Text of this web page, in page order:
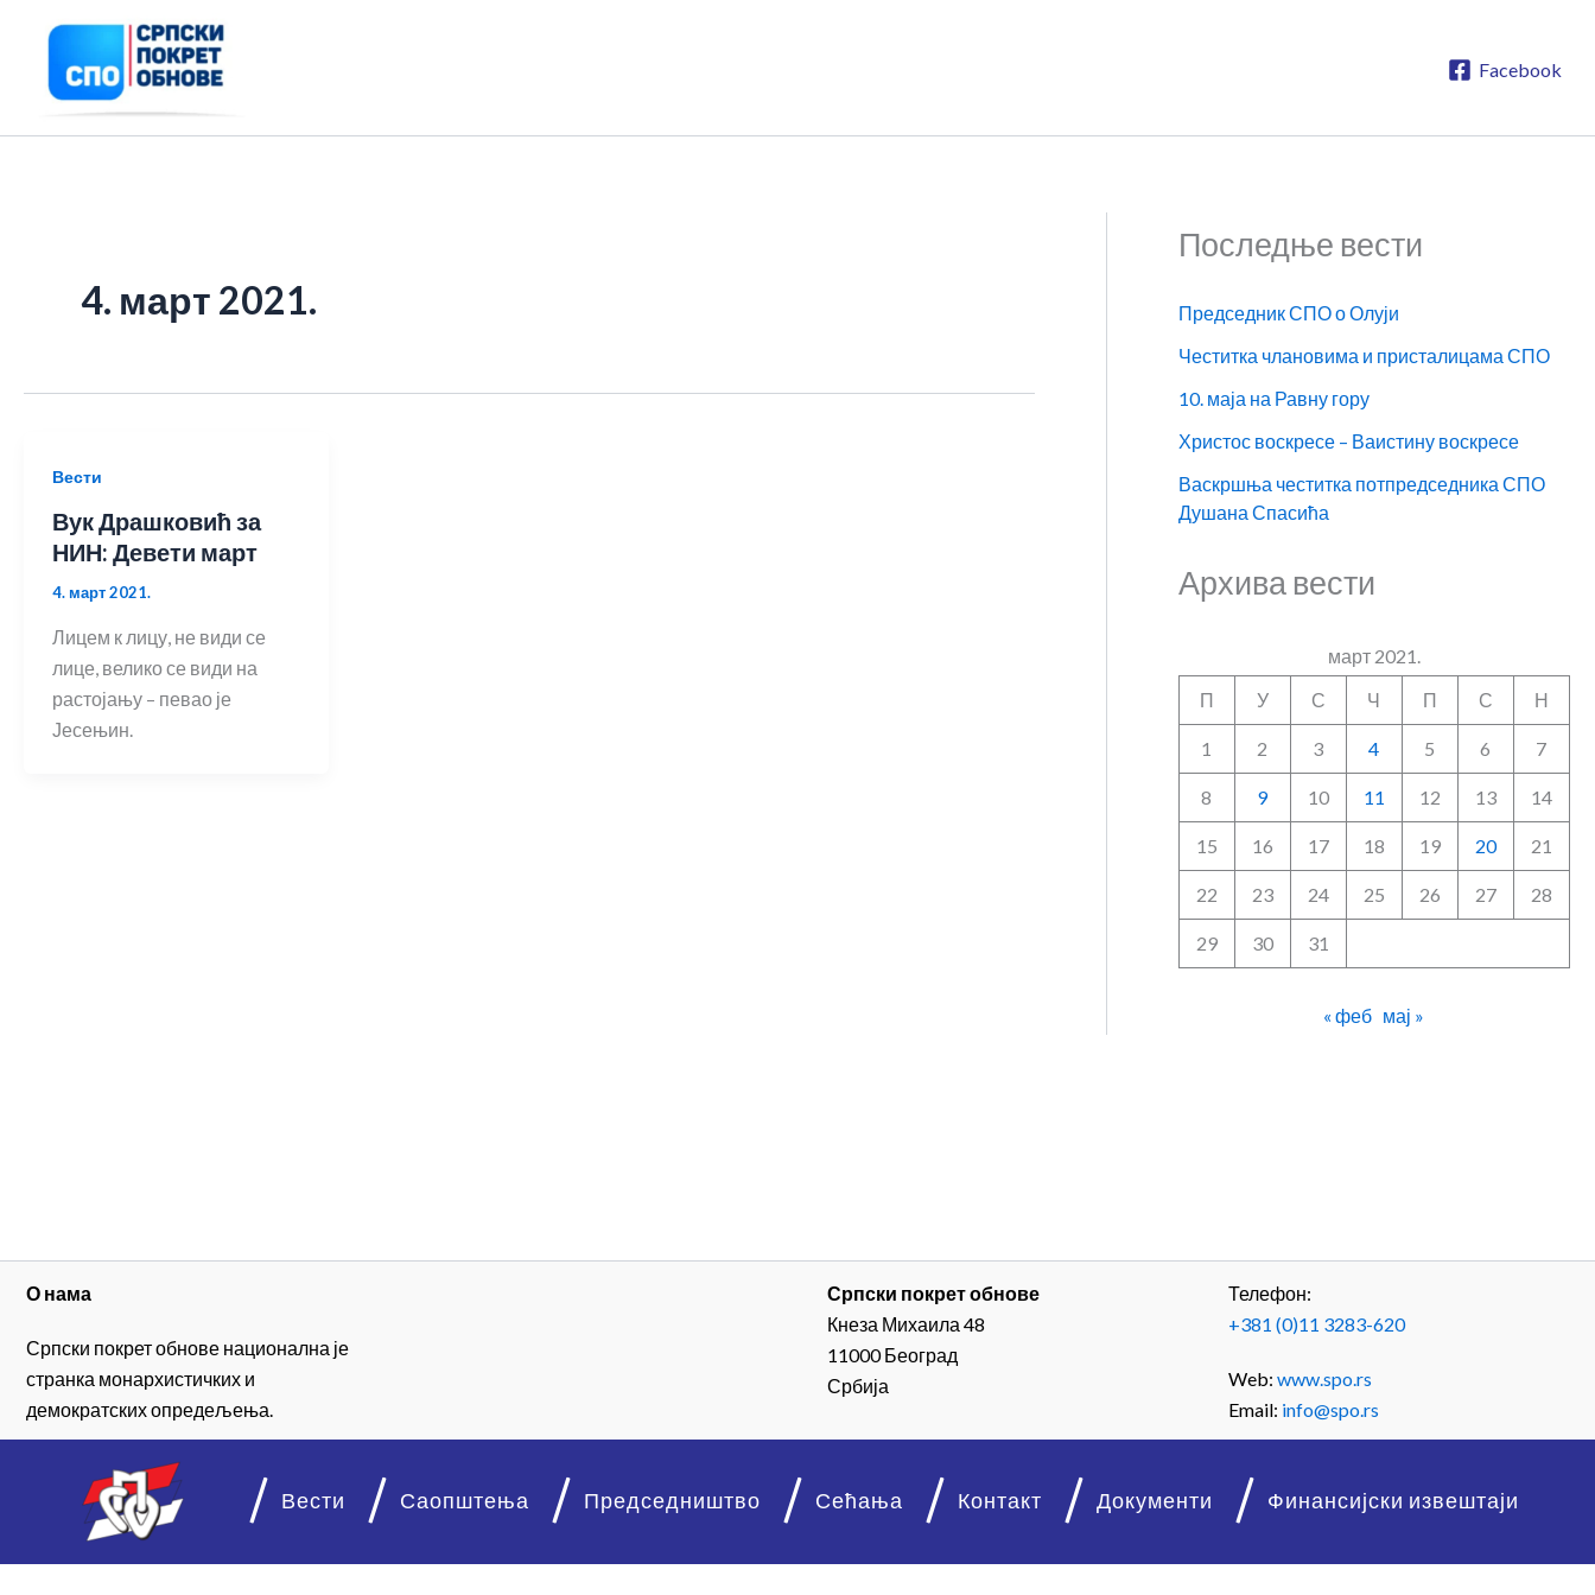
садржај
Facebook
Вести Саопштења Председништво Сећања Контакт Документи Финансијски извештаји
4. март 2021.
Вести
Вук Драшковић за
НИН: Девети март
4. март 2021.
Лицем к лицу, не види се
лице, велико се види на
растојању – певао је
Јесењин.
Последње вести
Председник СПО о Олуји
Честитка члановима и присталицама СПО
10. маја на Равну гору
Христос воскресе – Ваистину воскресе
Васкршња честитка потпредседника СПО
Душана Спасића
Архива вести
март 2021.
П
У С Ч П С Н
1 2 3 4 5 6 7
8 9 10 11 12 13 14
15 16 17 18 19 20 21
22 23 24 25 26 27 28
29 30 31
« феб мај »
О нама
Српски покрет обнове национална је
странка монархистичких и
демократских опредељења.
Српски покрет обнове
Кнеза Михаила 48
11000 Београд
Србија
Телефон:
+381 (0)11 3283-620
Web: www.spo.rs
Email: info@spo.rs
© 2026. Српски покрет обнове